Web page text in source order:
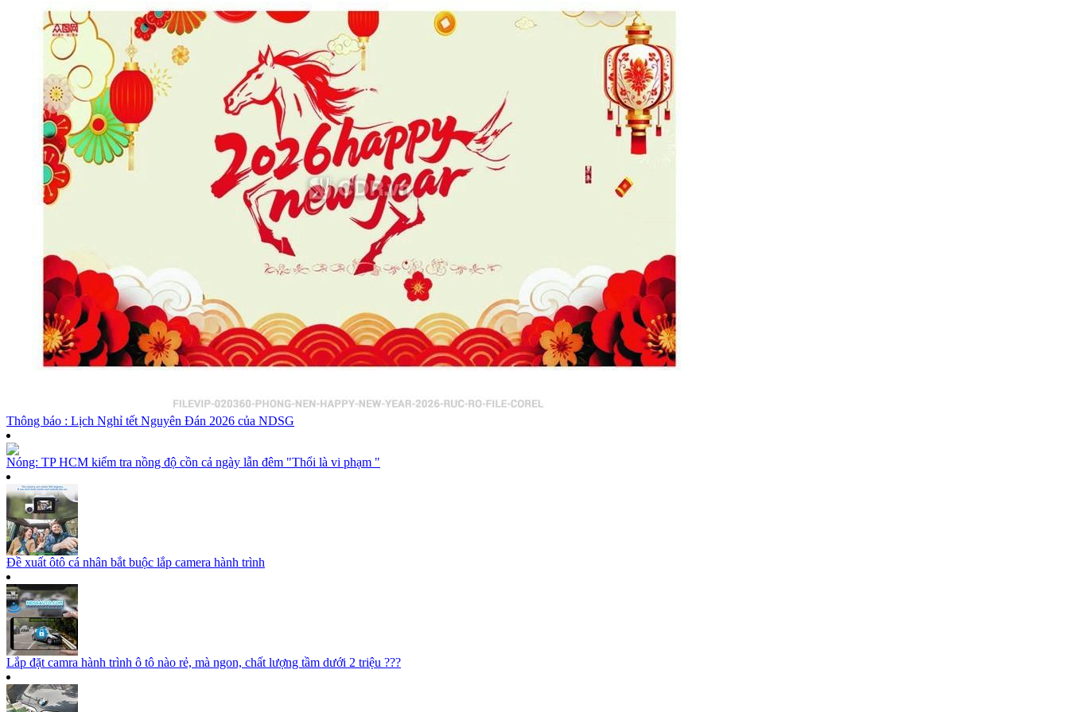
Thông báo : Lịch Nghỉ tết Nguyên Đán 2026 của NDSG
Nóng: TP HCM kiểm tra nồng độ cồn cả ngày lẫn đêm "Thổi là vi phạm "
Đề xuất ôtô cá nhân bắt buộc lắp camera hành trình
Lắp đặt camra hành trình ô tô nào rẻ, mà ngon, chất lượng tầm dưới 2 triệu ???